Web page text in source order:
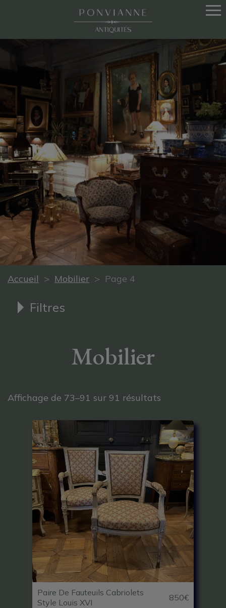
Accueil > Mobilier > Page 4
Filtres
Mobilier
Affichage de 73–91 sur 91 résultats
Paire De Fauteuils Cabriolets
Style Louis XVI
850€